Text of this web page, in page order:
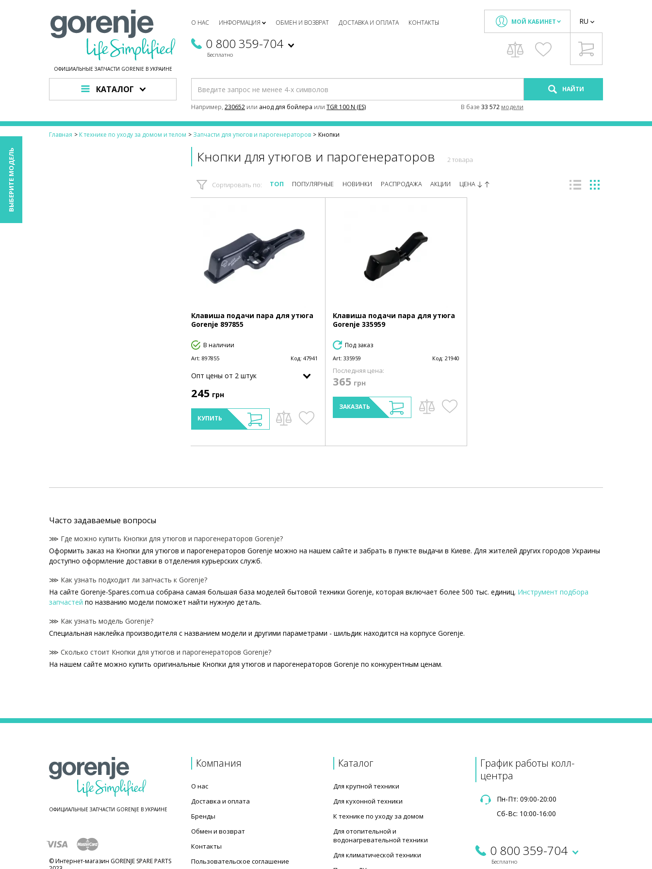
ОФИЦИАЛЬНЫЕ ЗАПЧАСТИ GORENJE В УКРАИНЕ
О НАС ИНФОРМАЦИЯ ОБМЕН И ВОЗВРАТ ДОСТАВКА И ОПЛАТА КОНТАКТЫ
0 800 359-704
Бесплатно
МОЙ КАБИНЕТ RU
КАТАЛОГ НАЙТИ
Например, 230652 или анод для бойлера или TGR 100 N (ES) В базе 33 572 модели
Главная К технике по уходу за домом и телом Запчасти для утюгов и парогенераторов Кнопки
Кнопки для утюгов и парогенераторов 2 товара
Сортировать по: ТОП ПОПУЛЯРНЫЕ НОВИНКИ РАСПРОДАЖА АКЦИИ ЦЕНА
Клавиша подачи пара для утюга
Gorenje 897855
В наличии
Art: 897855 Код: 47941
Опт цены от 2 штук
245 грн
КУПИТЬ
Клавиша подачи пара для утюга
Gorenje 335959
Под заказ
Art: 335959 Код: 21940
Последняя цена:
365 грн
ЗАКАЗАТЬ
Часто задаваемые вопросы
⋙ Где можно купить Кнопки для утюгов и парогенераторов Gorenje?
Оформить заказ на Кнопки для утюгов и парогенераторов Gorenje можно на нашем сайте и забрать в пункте выдачи в Киеве. Для жителей других городов Украины
доступно оформление доставки в отделения курьерских служб.
⋙ Как узнать подходит ли запчасть к Gorenje?
На сайте Gorenje-Spares.com.ua собрана самая большая база моделей бытовой техники Gorenje, которая включает более 500 тыс. единиц. Инструмент подбора
запчастей по названию модели поможет найти нужную деталь.
⋙ Как узнать модель Gorenje?
Специальная наклейка производителя с названием модели и другими параметрами - шильдик находится на корпусе Gorenje.
⋙ Сколько стоит Кнопки для утюгов и парогенераторов Gorenje?
На нашем сайте можно купить оригинальные Кнопки для утюгов и парогенераторов Gorenje по конкурентным ценам.
Клавиша подачи пара для утюга Gorenje 335959
365 ₴
ОФИЦИАЛЬНЫЕ ЗАПЧАСТИ GORENJE В УКРАИНЕ
© Интернет-магазин GORENJE SPARE PARTS
Компания
О нас
Доставка и оплата
Бренды
Обмен и возврат
Контакты
Пользовательское соглашение
Каталог
Для крупной техники
Для кухонной техники
К технике по уходу за домом
Для отопительной и
водонагревательной техники
Для климатической техники
График работы колл-
центра
Пн-Пт: 09:00-20:00
Сб-Вс: 10:00-16:00
0 800 359-704
Бесплатно
ВЫБЕРИТЕ МОДЕЛЬ